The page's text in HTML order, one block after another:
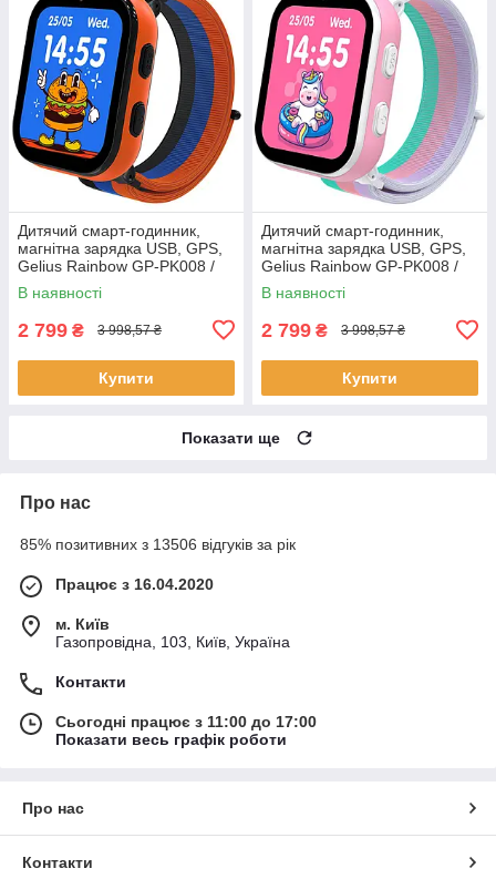
Дитячий смарт-годинник,
магнітна зарядка USB, GPS,
Gelius Rainbow GP-PK008 /
Дитячий розумний годинник
для хлопчика
В наявності
2 799 ₴ 3 998,57 ₴
Купити
Дитячий смарт-годинник,
магнітна зарядка USB, GPS,
Gelius Rainbow GP-PK008 /
Дитячий розумний годинник
для дівчинки
В наявності
2 799 ₴ 3 998,57 ₴
Купити
Показати ще
Про нас
85% позитивних з 13506 відгуків за рік
Працює з 16.04.2020
м. Київ
Газопровідна, 103, Київ, Україна
Контакти
Сьогодні працює з 11:00 до 17:00
Показати весь графік роботи
Про нас
Контакти